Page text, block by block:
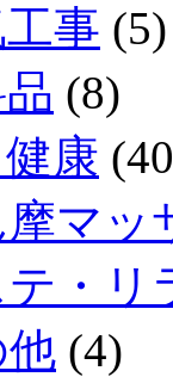
事 (5)
(8)
康
マッ
・リ
(4)